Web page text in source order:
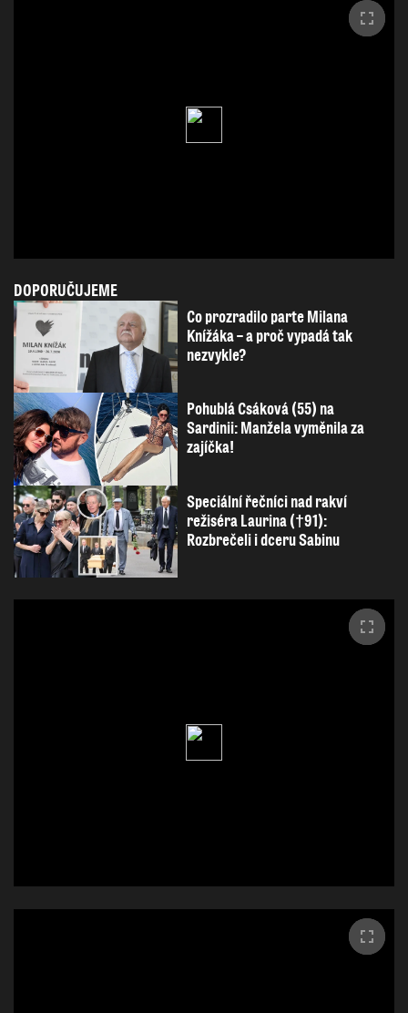
DOPORUČUJEME
Co prozradilo parte Milana
Knížáka – a proč vypadá tak
nezvykle?
Pohublá Csáková (55) na
Sardinii: Manžela vyměnila za
zajíčka!
Speciální řečníci nad rakví
režiséra Laurina (†91):
Rozbrečeli i dceru Sabinu